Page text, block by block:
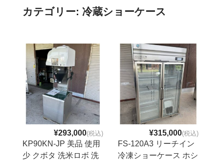
カテゴリー: 冷蔵ショーケース
¥293,000(税込)
KP90KN-JP 美品 使用
少 クボタ 洗米ロボ 洗
¥315,000(税込)
FS-120A3 リーチイン
冷凍ショーケース ホシ